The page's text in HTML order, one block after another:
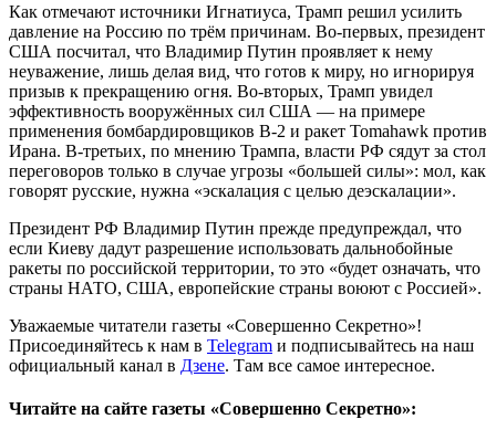
Как отмечают источники Игнатиуса, Трамп решил усилить
давление на Россию по трём причинам. Во-первых, президент
США посчитал, что Владимир Путин проявляет к нему
неуважение, лишь делая вид, что готов к миру, но игнорируя
призыв к прекращению огня. Во-вторых, Трамп увидел
эффективность вооружённых сил США — на примере
применения бомбардировщиков B-2 и ракет Tomahawk против
Ирана. В-третьих, по мнению Трампа, власти РФ сядут за стол
переговоров только в случае угрозы «большей силы»: мол, как
говорят русские, нужна «эскалация с целью деэскалации».
Президент РФ Владимир Путин прежде предупреждал, что
если Киеву дадут разрешение использовать дальнобойные
ракеты по российской территории, то это «будет означать, что
страны НАТО, США, европейские страны воюют с Россией».
Уважаемые читатели газеты «Совершенно Секретно»!
Присоединяйтесь к нам в Telegram и подписывайтесь на наш
официальный канал в Дзене. Там все самое интересное.
Читайте на сайте газеты «Совершенно Секретно»: